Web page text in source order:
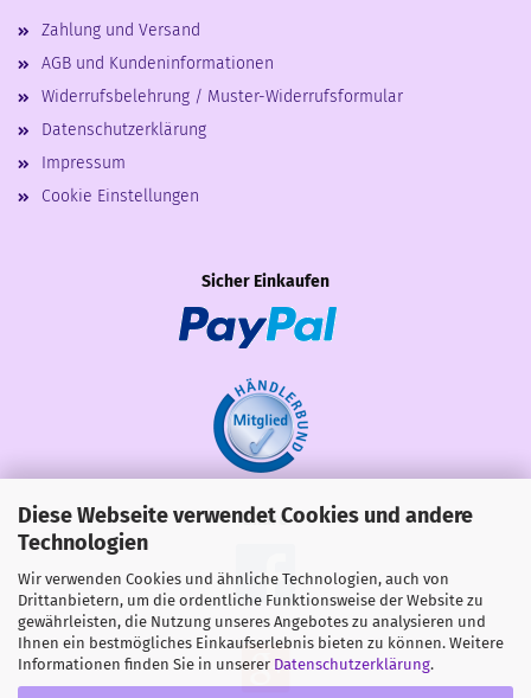
Diese Webseite verwendet Cookies und andere
Technologien
Wir verwenden Cookies und ähnliche Technologien, auch von
Drittanbietern, um die ordentliche Funktionsweise der Website zu
gewährleisten, die Nutzung unseres Angebotes zu analysieren und
Ihnen ein bestmögliches Einkaufserlebnis bieten zu können. Weitere
Informationen finden Sie in unserer Datenschutzerklärung.
Zahlung und Versand
AGB und Kundeninformationen
Widerrufsbelehrung / Muster-Widerrufsformular
Datenschutzerklärung
Impressum
Cookie Einstellungen
Sicher Einkaufen
Share